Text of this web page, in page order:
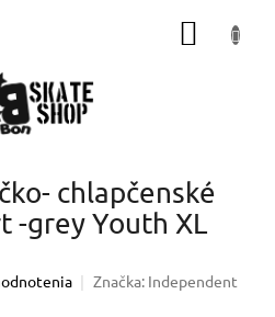
chlapčenské
-grey Youth XL
Značka: Independent